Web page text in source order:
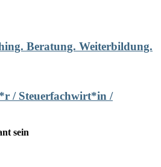
Beratung. Weiterbildung.
/ Steuerfachwirt*in /
sein